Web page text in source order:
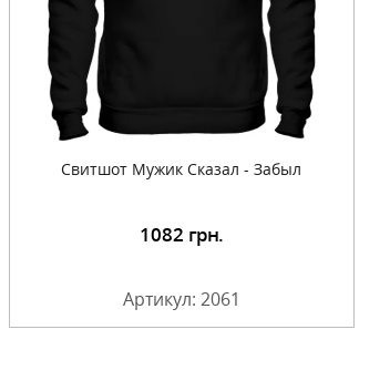
Свитшот Мужик Сказал - Забыл
1082 грн.
Артикул: 2061